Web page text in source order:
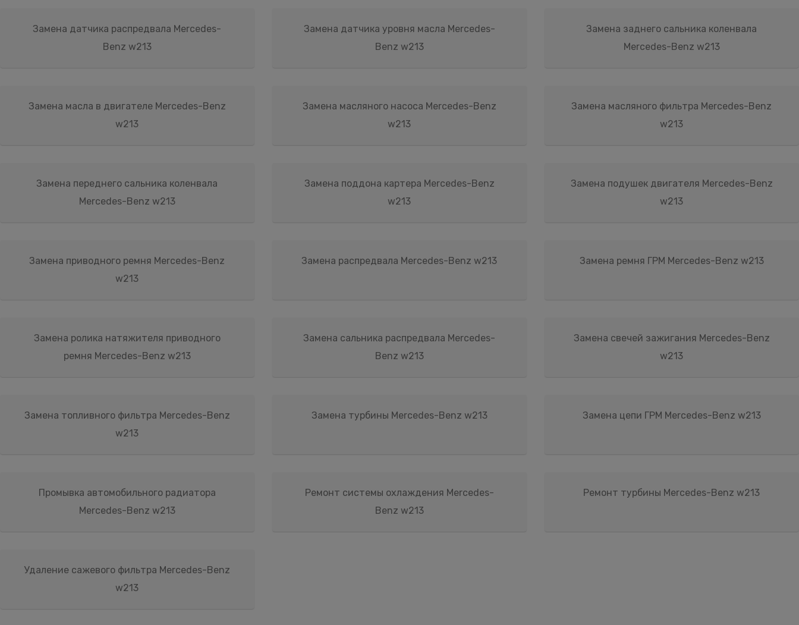
Замена датчика распредвала Mercedes-
Benz w213
Замена датчика уровня масла Mercedes-
Benz w213
Замена заднего сальника коленвала
Mercedes-Benz w213
Замена масла в двигателе Mercedes-Benz
w213
Замена масляного насоса Mercedes-Benz
w213
Замена масляного фильтра Mercedes-Benz
w213
Замена переднего сальника коленвала
Mercedes-Benz w213
Замена поддона картера Mercedes-Benz
w213
Замена подушек двигателя Mercedes-Benz
w213
Замена приводного ремня Mercedes-Benz
w213
Замена распредвала Mercedes-Benz w213 Замена ремня ГРМ Mercedes-Benz w213
Замена ролика натяжителя приводного
ремня Mercedes-Benz w213
Замена сальника распредвала Mercedes-
Benz w213
Замена свечей зажигания Mercedes-Benz
w213
Замена топливного фильтра Mercedes-Benz
w213
Замена турбины Mercedes-Benz w213 Замена цепи ГРМ Mercedes-Benz w213
Промывка автомобильного радиатора
Mercedes-Benz w213
Ремонт системы охлаждения Mercedes-
Benz w213
Ремонт турбины Mercedes-Benz w213
Удаление сажевого фильтра Mercedes-Benz
w213